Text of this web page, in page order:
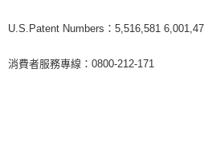
U.S.Patent Numbers：5,516,581
消費者服務專線：0800-212-171